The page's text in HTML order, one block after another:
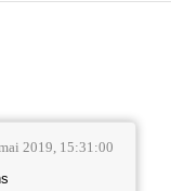
2019, 15:31:00